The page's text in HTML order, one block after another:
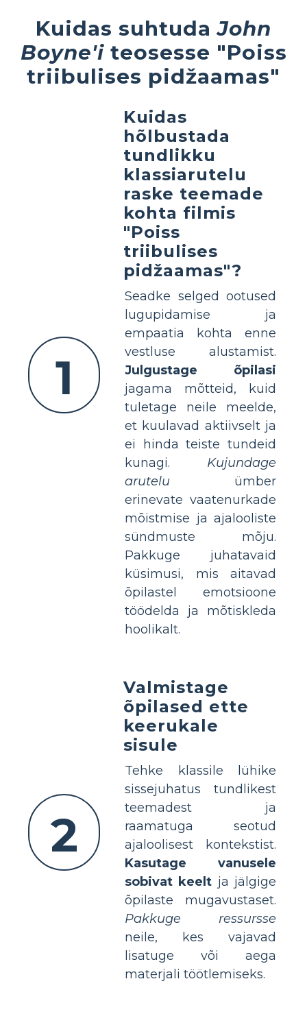
Kuidas suhtudaJohn
Boyne'iteosesse "Poiss
triibulises pidžaamas"
1
Kuidas
hõlbustada
tundlikku
klassiarutelu
raske teemade
kohta filmis
"Poiss
triibulises
pidžaamas"?
Seadke selged ootused
lugupidamise ja
empaatia kohta enne
vestluse alustamist.
Julgustage õpilasi
jagama mõtteid, kuid
tuletage neile meelde,
et kuulavad aktiivselt ja
ei hinda teiste tundeid
kunagi. Kujundage
arutelu ümber
erinevate vaatenurkade
mõistmise ja ajalooliste
sündmuste mõju.
Pakkuge juhatavaid
küsimusi, mis aitavad
õpilastel emotsioone
töödelda ja mõtiskleda
hoolikalt.
2
Valmistage
õpilased ette
keerukale
sisule
Tehke klassile lühike
sissejuhatus tundlikest
teemadest ja
raamatuga seotud
ajaloolisest kontekstist.
Kasutage vanusele
sobivat keelt ja jälgige
õpilaste mugavustaset.
Pakkuge ressursse
neile, kes vajavad
lisatuge või aega
materjali töötlemiseks.